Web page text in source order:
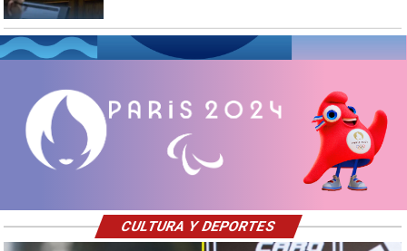
CULTURA Y DEPORTES